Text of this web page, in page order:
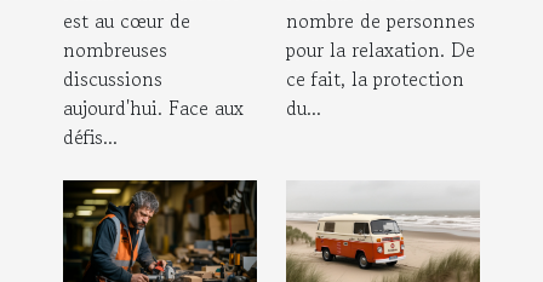
est au cœur de
nombreuses
discussions
aujourd'hui. Face aux
défis...
nombre de personnes
pour la relaxation. De
ce fait, la protection
du...